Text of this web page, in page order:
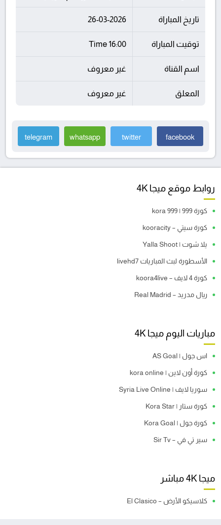
تاريخ المباراة 26-03-2026
توقيت المباراة 16:00 Time
اسم القناة غير معروف
المعلق غير معروف
facebook
twitter
whatsapp
telegram
روابط موقع ميجا 4K
كورة 999 | kora 999
كورة سيتي – kooracity
يلا شوت | Yalla Shoot
الأسطورة لبث المباريات livehd7
كورة 4 لايف – koora4live
ريال مدريد – Real Madrid
مباريات اليوم ميجا 4K
اس جول | AS Goal
كورة أون لاين | kora online
سوريا لايف | Syria Live Online
كورة ستار | Kora Star
كورة جول | Kora Goal
سير تي في – Sir Tv
ميجا 4K مباشر
كلاسيكو الأرض – El Clasico